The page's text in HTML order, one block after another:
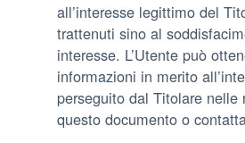
all’interesse legittimo del
trattenuti sino al
interesse. L’Utente può
informazioni in merito
perseguito dal Titolare nelle
questo documento o